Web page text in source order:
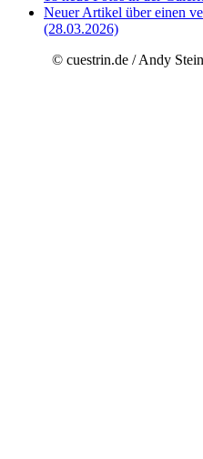
Neuer Artikel über einen
(28.03.2026)
© cuestrin.de / Andy